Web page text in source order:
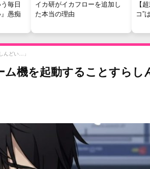
毎日
愚痴
イカ研がイカフローを追加し
た本当の理由
【
コ”
んどい…」
機を起動することすらし